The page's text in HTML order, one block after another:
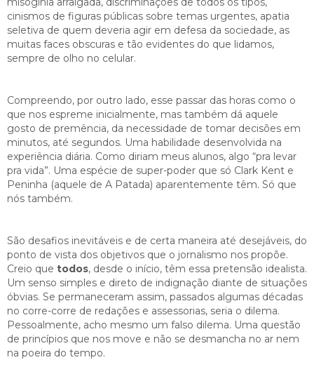
cinismos de figuras públicas sobre temas urgentes, apatia
seletiva de quem deveria agir em defesa da sociedade, as
muitas faces obscuras e tão evidentes do que lidamos,
sempre de olho no celular.
Compreendo, por outro lado, esse passar das horas como o
que nos espreme inicialmente, mas também dá aquele
gosto de premência, da necessidade de tomar decisões em
minutos, até segundos. Uma habilidade desenvolvida na
experiência diária. Como diriam meus alunos, algo “pra levar
pra vida”. Uma espécie de super-poder que só Clark Kent e
Peninha (aquele de A Patada) aparentemente têm. Só que
nós também.
São desafios inevitáveis e de certa maneira até desejáveis, do
ponto de vista dos objetivos que o jornalismo nos propõe.
Creio que todos, desde o início, têm essa pretensão idealista.
Um senso simples e direto de indignação diante de situações
óbvias. Se permaneceram assim, passados algumas décadas
no corre-corre de redações e assessorias, seria o dilema.
Pessoalmente, acho mesmo um falso dilema. Uma questão
de princípios que nos move e não se desmancha no ar nem
na poeira do tempo.